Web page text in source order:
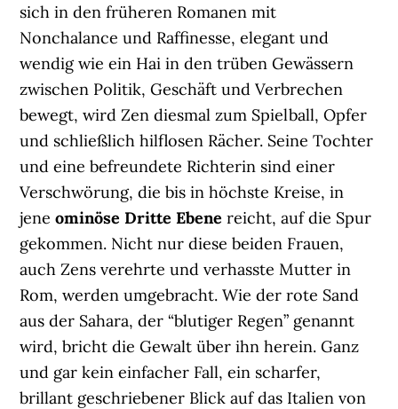
sich in den früheren Romanen mit
Nonchalance und Raffinesse, elegant und
wendig wie ein Hai in den trüben Gewässern
zwischen Politik, Geschäft und Verbrechen
bewegt, wird Zen diesmal zum Spielball, Opfer
und schließlich hilflosen Rächer. Seine Tochter
und eine befreundete Richterin sind einer
Verschwörung, die bis in höchste Kreise, in
jeneominöse Dritte Ebene reicht, auf die Spur
gekommen. Nicht nur diese beiden Frauen,
auch Zens verehrte und verhasste Mutter in
Rom, werden umgebracht. Wie der rote Sand
aus der Sahara, der “blutiger Regen” genannt
wird, bricht die Gewalt über ihn herein. Ganz
und gar kein einfacher Fall, ein scharfer,
brillant geschriebener Blick auf das Italien von